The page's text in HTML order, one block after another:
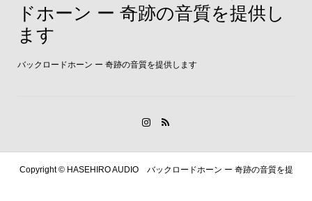
ドホーン ー 奇跡の音質を提供し
ます
バックロードホーン ー 奇跡の音質を提供します
Copyright ©HASEHIRO AUDIO バックロードホーン ー 奇跡の音質を提